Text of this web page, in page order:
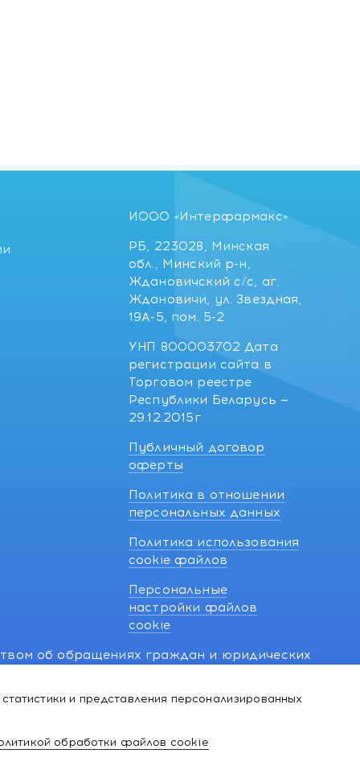
и представления персонализированных
обработки файлов cookie
ИООО «Интерфармакс»
РБ, 223028, Минская
обл., Минский р-н,
Ждановичский с/с, аг.
Ждановичи, ул. Звездная,
19А-5, пом. 5-2
УНП 800003702 Дата
регистрации сайта в
Торговом реестре
Республики Беларусь —
29.12.2015г
Публичный договор
оферты
Политика в отношении
персональных данных
Политика использования
cookie файлов
Персональные
настройки файлов
cookie
об обращениях граждан и юридических
нарушении их прав, предусмотренных